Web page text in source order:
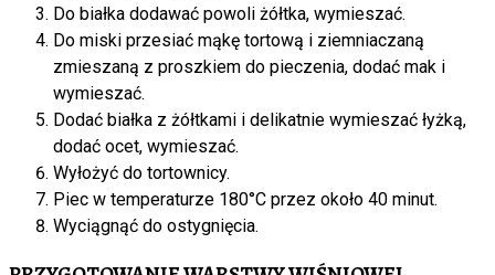
Do białka dodawać powoli żółtka, wymieszać.
Do miski przesiać mąkę tortową i ziemniaczaną
zmieszaną z proszkiem do pieczenia, dodać mak i
wymieszać.
Dodać białka z żółtkami i delikatnie wymieszać łyżką,
dodać ocet, wymieszać.
Wyłożyć do tortownicy.
Piec w temperaturze 180°C przez około 40 minut.
Wyciągnąć do ostygnięcia.